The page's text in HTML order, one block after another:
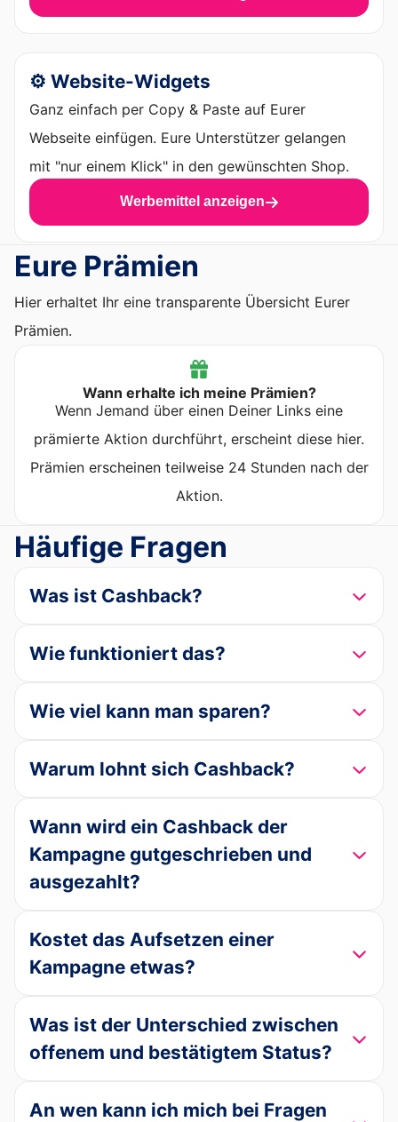
⚙️ Website-Widgets
Ganz einfach per Copy & Paste auf Eurer
Webseite einfügen. Eure Unterstützer gelangen
mit "nur einem Klick" in den gewünschten Shop.
Werbemittel anzeigen
Eure Prämien
Hier erhaltet Ihr eine transparente Übersicht Eurer
Prämien.
Wann erhalte ich meine Prämien?
Wenn Jemand über einen Deiner Links eine
prämierte Aktion durchführt, erscheint diese hier.
Prämien erscheinen teilweise 24 Stunden nach der
Aktion.
Häufige Fragen
Was ist Cashback?
Wie funktioniert das?
Wie viel kann man sparen?
Warum lohnt sich Cashback?
Wann wird ein Cashback der
Kampagne gutgeschrieben und
ausgezahlt?
Kostet das Aufsetzen einer
Kampagne etwas?
Was ist der Unterschied zwischen
offenem und bestätigtem Status?
An wen kann ich mich bei Fragen